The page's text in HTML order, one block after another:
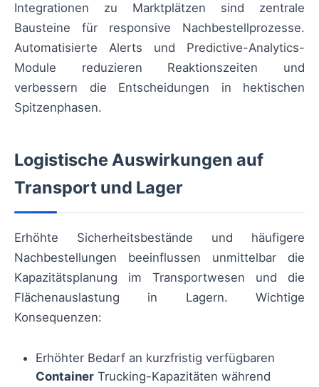
Integrationen zu Marktplätzen sind zentrale
Bausteine für responsive Nachbestellprozesse.
Automatisierte Alerts und Predictive-Analytics-
Module reduzieren Reaktionszeiten und
verbessern die Entscheidungen in hektischen
Spitzenphasen.
Logistische Auswirkungen auf
Transport und Lager
Erhöhte Sicherheitsbestände und häufigere
Nachbestellungen beeinflussen unmittelbar die
Kapazitätsplanung im Transportwesen und die
Flächenauslastung in Lagern. Wichtige
Konsequenzen:
Erhöhter Bedarf an kurzfristig verfügbaren
Container Trucking-Kapazitäten während